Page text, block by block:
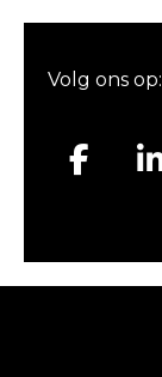
Volg ons op: